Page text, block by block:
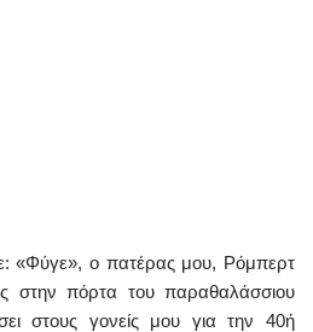
«Φύγε», ο πατέρας μου, Ρόμπερτ
στην πόρτα του παραθαλάσσιου
στους γονείς μου για την 40ή